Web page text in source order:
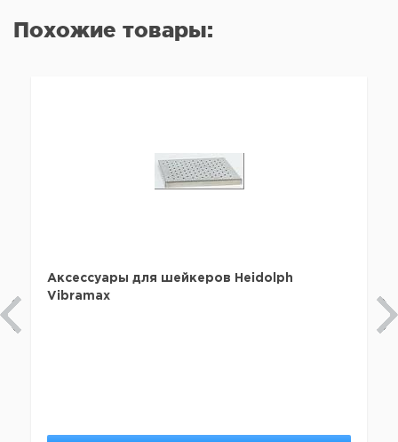
Похожие товары:
Аксессуары для шейкеров Heidolph
Vibrаmax